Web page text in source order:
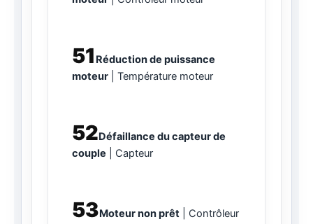
51 Réduction de puissance
moteur
Température moteur
52Défaillance du capteur de
couple
Capteur
53Moteur non prêt
Contrôleur